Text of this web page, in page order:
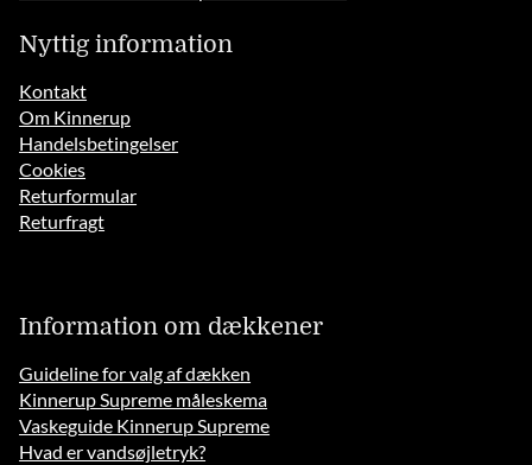
Nyttig information
Kontakt
Om Kinnerup
Handelsbetingelser
Cookies
Returformular
Returfragt
Information om dækkener
Guideline for valg af dækken
Kinnerup Supreme måleskema
Vaskeguide Kinnerup Supreme
Hvad er vandsøjletryk?